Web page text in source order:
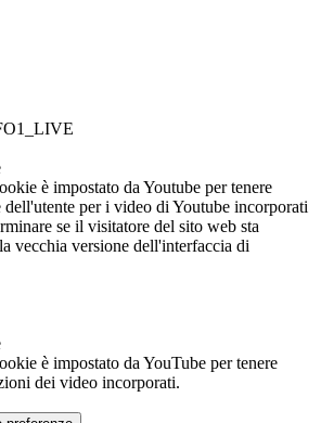
è impostato da Youtube per tenere
dell'utente per i video di Youtube incorporati
se il visitatore del sito web sta
vecchia versione dell'interfaccia di
è impostato da YouTube per tenere
dei video incorporati.